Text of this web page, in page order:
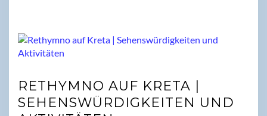
RETHYMNO AUF KRETA |
SEHENSWÜRDIGKEITEN UND